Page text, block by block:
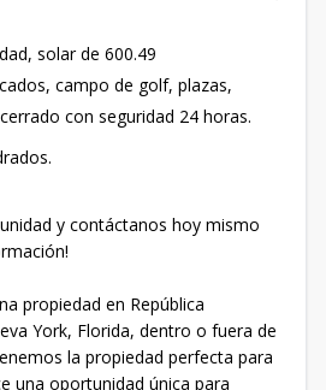
solar de 600.49
campo de golf, plazas,
con seguridad 24 horas.
y contáctanos hoy mismo
propiedad en República
York, Florida, dentro o fuera de
la propiedad perfecta para
una oportunidad única para